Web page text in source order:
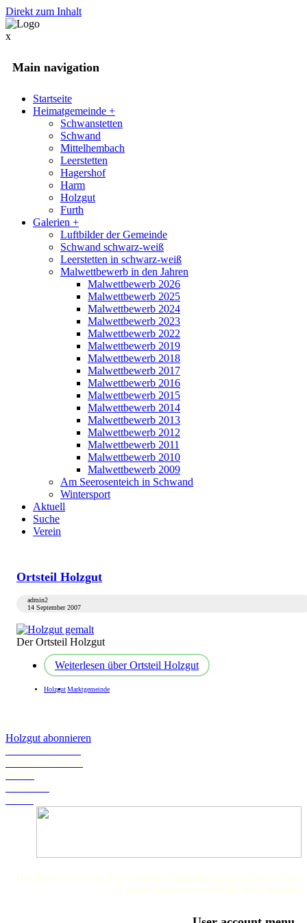
Direkt zum Inhalt
x
Main navigation
Startseite
Heimatgemeinde +
Schwanstetten
Schwand
Mittelhembach
Leerstetten
Hagershof
Harm
Holzgut
Furth
Galerien +
Luftbilder der Gemeinde
Schwand schwarz-weiß
Leerstetten in schwarz-weiß
Malwettbewerb in den Jahren
Malwettbewerb 2026
Malwettbewerb 2025
Malwettbewerb 2024
Malwettbewerb 2023
Malwettbewerb 2022
Malwettbewerb 2019
Malwettbewerb 2018
Malwettbewerb 2017
Malwettbewerb 2016
Malwettbewerb 2015
Malwettbewerb 2014
Malwettbewerb 2013
Malwettbewerb 2012
Malwettbewerb 2011
Malwettbewerb 2010
Malwettbewerb 2009
Am Seerosenteich in Schwand
Wintersport
Aktuell
Suche
Verein
Ortsteil Holzgut
admin2
14 September 2007
Der Ortsteil Holzgut
Weiterlesen über Ortsteil Holzgut
HolzgutMarktgemeinde
Holzgut abonnieren
Schwanstetten.de
Landratsamt Roth
BLFD
Landkarte
Wetter
Der Museumsverein Schwanstetten bedankt sich ganz herzlich bei
seinen Sponsoren, Helfern und Freunden